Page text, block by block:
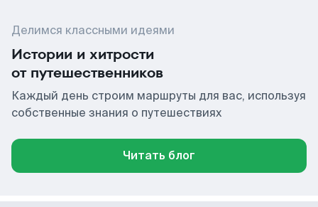
Делимся классными идеями
Истории и хитрости
от путешественников
Каждый день строим маршруты для вас, используя
собственные знания о путешествиях
Читать блог